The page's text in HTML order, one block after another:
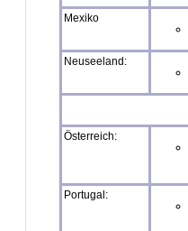
Mexiko
Neuseeland:
Österreich:
Portugal: